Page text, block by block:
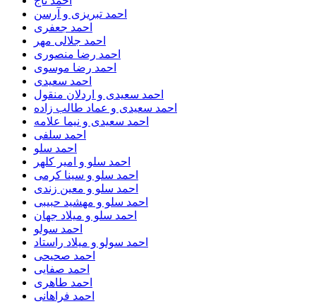
احمد تبریزی و آرسن
احمد جعفری
احمد جلالی مهر
احمد رضا منصوری
احمد رضا موسوی
احمد سعیدی
احمد سعیدی و اردلان منقول
احمد سعیدی و عماد طالب زاده
احمد سعیدی و نیما علامه
احمد سلفی
احمد سلو
احمد سلو و امیر کلهر
احمد سلو و سینا کرمی
احمد سلو و معین زندی
احمد سلو و مهشید حبیبی
احمد سلو و میلاد جهان
احمد سولو
احمد سولو و میلاد راستاد
احمد صحیحی
احمد صفایی
احمد طاهری
احمد فراهانی